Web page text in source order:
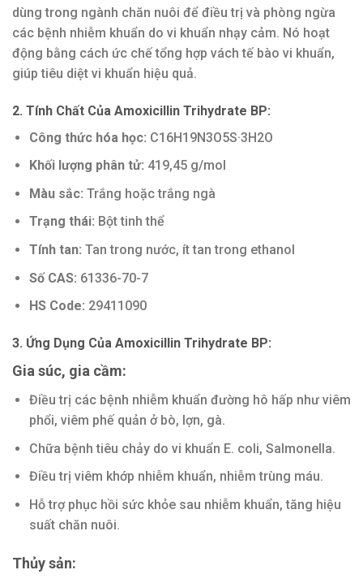
dùng trong ngành chăn nuôi để điều trị và phòng ngừa
các bệnh nhiễm khuẩn do vi khuẩn nhạy cảm. Nó hoạt
động bằng cách ức chế tổng hợp vách tế bào vi khuẩn,
giúp tiêu diệt vi khuẩn hiệu quả.
2. Tính Chất Của Amoxicillin Trihydrate BP:
Công thức hóa học: C16H19N3O5S·3H2O
Khối lượng phân tử: 419,45 g/mol
Màu sắc: Trắng hoặc trắng ngà
Trạng thái: Bột tinh thể
Tính tan: Tan trong nước, ít tan trong ethanol
Số CAS: 61336-70-7
HS Code: 29411090
3. Ứng Dụng Của Amoxicillin Trihydrate BP:
Gia súc, gia cầm:
Điều trị các bệnh nhiễm khuẩn đường hô hấp như viêm
phổi, viêm phế quản ở bò, lợn, gà.
Chữa bệnh tiêu chảy do vi khuẩn E. coli, Salmonella.
Điều trị viêm khớp nhiễm khuẩn, nhiễm trùng máu.
Hỗ trợ phục hồi sức khỏe sau nhiễm khuẩn, tăng hiệu
suất chăn nuôi.
Thủy sản: